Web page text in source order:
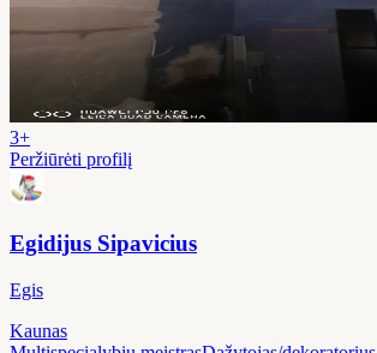
3+
Peržiūrėti profilį
Egidijus Sipavicius
Egis
Kaunas